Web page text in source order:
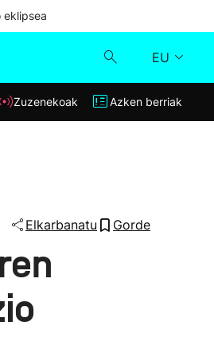
eklipsea
EU
Klisk
Zuzenekoak Azken berriak
Elkarbanatu Gorde